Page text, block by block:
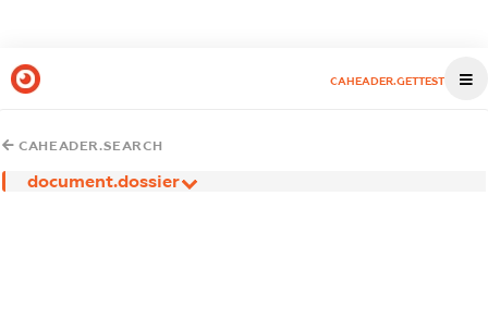
CAHEADER.GETTEST
CAHEADER.SEARCH
document.dossier